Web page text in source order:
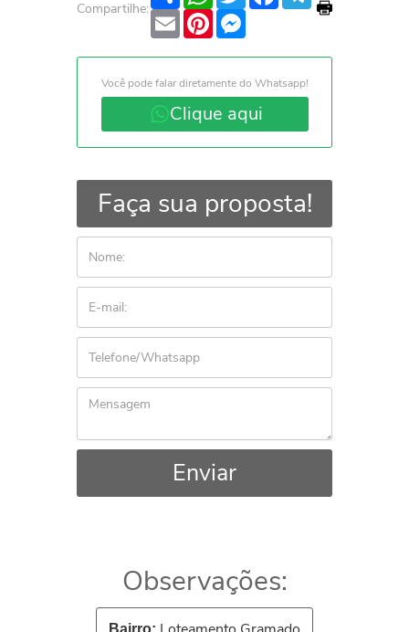
Compartilhe:
Email Pinterest
Você pode falar diretamente do Whatsapp!
Clique aqui
Faça sua proposta!
Enviar
Observações:
Bairro: